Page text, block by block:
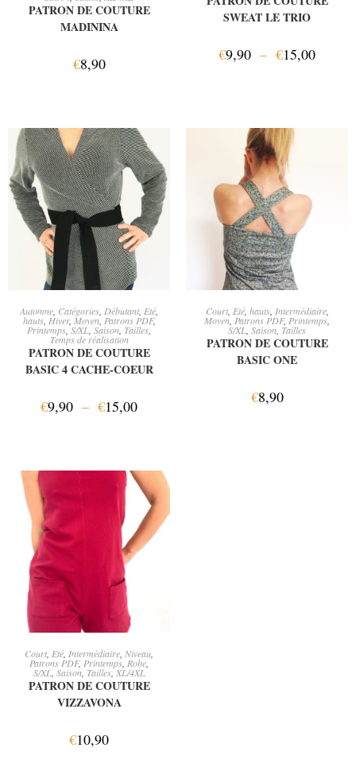
PATRON DE COUTURE
MADININA
€8,90
SWEAT LE TRIO
€9,90 – €15,00
CHOIX DES OPTIONS
Automne Catégories Débutant Eté
hauts, Hiver, Moyen, Patrons PDF,
Printemps ,S/XL Saison Tailles
Temps de réalisation
PATRON DE COUTURE
BASIC 4 CACHE-COEUR
€9,90 – €15,00
AJOUTER AU PANIER
Court, Eté, hauts, Intermédiaire,
Moyen Patrons PDF, Printemps
S/XL Saison Tailles
PATRON DE COUTURE
BASIC ONE
€8,90
AJOUTER AU PANIER
Court Eté Intermédiaire Niveau
Patrons PDF, Printemps Robe
S/XL, Saison, Tailles,XL/4XL
PATRON DE COUTURE
VIZZAVONA
€10,90